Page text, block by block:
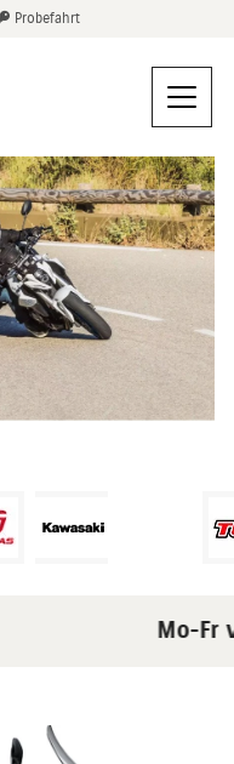
Probefahrt
Mo-Fr